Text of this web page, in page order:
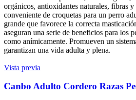
orgánicos, antioxidantes naturales, fibras y
conveniente de croquetas para un perro
grande que favorece la correcta
aseguran una serie de beneficios para los
como anímicamente. Promueven un
garantizan una vida adulta y plena.
Vista previa
Canbo Adulto Cordero Razas